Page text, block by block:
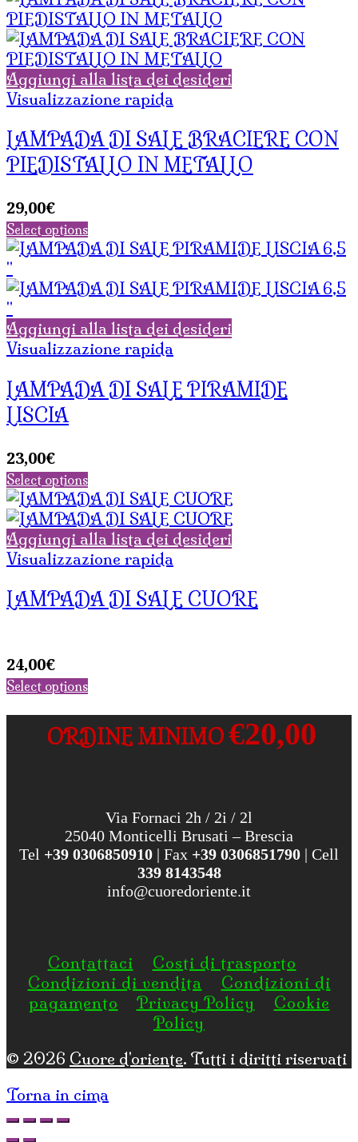
Aggiungi alla lista dei desideri
Visualizzazione rapida
LAMPADA DI SALE BRACIERE CON
PIEDISTALLO IN METALLO
29,00€
Select options
Aggiungi alla lista dei desideri
Visualizzazione rapida
LAMPADA DI SALE PIRAMIDE
LISCIA
23,00€
Select options
Aggiungi alla lista dei desideri
Visualizzazione rapida
LAMPADA DI SALE CUORE
24,00€
Select options
ORDINE MINIMO€20,00
Via Fornaci 2h / 2i / 2l
25040 Monticelli Brusati – Brescia
Tel +39 0306850910 | Fax +39 0306851790 | Cell
339 8143548
info@cuoredoriente.it
Contattaci
Costi di trasporto
Condizioni di vendita
Condizioni di
pagamento
Privacy Policy
Cookie
Policy
© 2026 Cuore d'oriente. Tutti i diritti riservati
Torna in cima